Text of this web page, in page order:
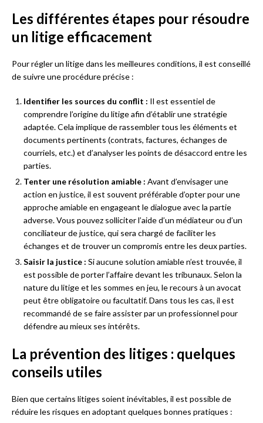
Les différentes étapes pour résoudre
un litige efficacement
Pour régler un litige dans les meilleures conditions, il est conseillé
de suivre une procédure précise :
Identifier les sources du conflit : Il est essentiel de
comprendre l’origine du litige afin d’établir une stratégie
adaptée. Cela implique de rassembler tous les éléments et
documents pertinents (contrats, factures, échanges de
courriels, etc.) et d’analyser les points de désaccord entre les
parties.
Tenter une résolution amiable : Avant d’envisager une
action en justice, il est souvent préférable d’opter pour une
approche amiable en engageant le dialogue avec la partie
adverse. Vous pouvez solliciter l’aide d’un médiateur ou d’un
conciliateur de justice, qui sera chargé de faciliter les
échanges et de trouver un compromis entre les deux parties.
Saisir la justice : Si aucune solution amiable n’est trouvée, il
est possible de porter l’affaire devant les tribunaux. Selon la
nature du litige et les sommes en jeu, le recours à un avocat
peut être obligatoire ou facultatif. Dans tous les cas, il est
recommandé de se faire assister par un professionnel pour
défendre au mieux ses intérêts.
La prévention des litiges : quelques
conseils utiles
Bien que certains litiges soient inévitables, il est possible de
réduire les risques en adoptant quelques bonnes pratiques :